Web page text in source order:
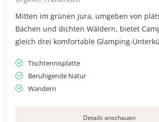
Mitten im grünen Jura, umgeben von
Bächen und dichten Wäldern, bietet
gleich drei komfortable Glamping-
Tischtennisplatte
Beruhigende Natur
Wandern
Details anschauen